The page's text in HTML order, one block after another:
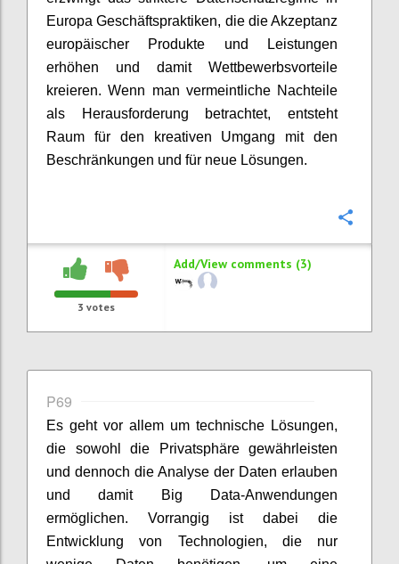
Europa Geschäftspraktiken, die die Akzeptanz
europäischer Produkte und Leistungen
erhöhen und damit Wettbewerbsvorteile
kreieren. Wenn man vermeintliche Nachteile
als Herausforderung betrachtet, entsteht
Raum für den kreativen Umgang mit den
Beschränkungen und für neue Lösungen.
3 votes
Add/View comments (3)
P69
Es geht vor allem um technische Lösungen,
die sowohl die Privatsphäre gewährleisten
und dennoch die Analyse der Daten erlauben
und damit Big Data-Anwendungen
ermöglichen. Vorrangig ist dabei die
Entwicklung von Technologien, die nur